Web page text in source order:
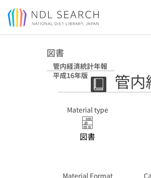
Jump to main content
図書
管内経済統計年報
平成16年版
管内
Material type
図書
Material Format